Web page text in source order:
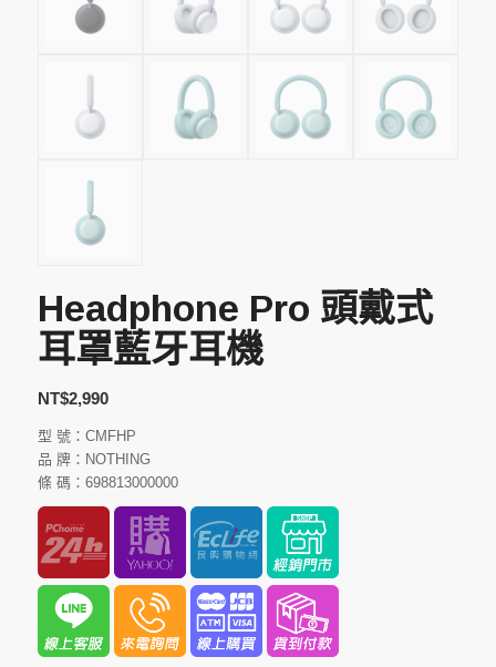
Headphone Pro 頭戴式
耳罩藍牙耳機
NT$2,990
型 號：CMFHP
品 牌：NOTHING
條 碼：698813000000